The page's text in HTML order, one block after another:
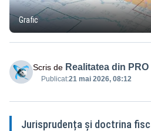
Grafic
Scris de Realitatea din PRO
Publicat:21 mai 2026, 08:12
Jurisprudența și doctrina